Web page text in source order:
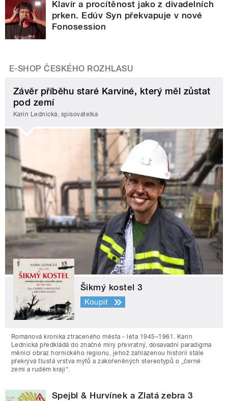
Klavír a procítěnost jako z divadelních
prken. Edúv Syn překvapuje v nové
Fonosession
E-SHOP ČESKÉHO ROZHLASU
Závěr příběhu staré Karviné, který měl zůstat
pod zemí
Karin Lednická, spisovatelka
Šikmý kostel 3
Koupit
Románová kronika ztraceného města - léta 1945–1961. Karin
Lednická předkládá do značné míry převratný, dosavadní paradigma
měnící obraz hornického regionu, jehož zahlazenou historii stále
překrývá tlustá vrstva mýtů a zakořeněných stereotypů o „černé
zemi a rudém kraji“.
Spejbl & Hurvínek a Zlatá zebra 3